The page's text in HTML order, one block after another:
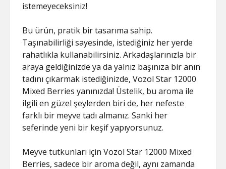
istemeyeceksiniz!
Bu ürün, pratik bir tasarıma sahip.
Taşınabilirliği sayesinde, istediğiniz her yerde
rahatlıkla kullanabilirsiniz. Arkadaşlarınızla bir
araya geldiğinizde ya da yalnız başınıza bir anın
tadını çıkarmak istediğinizde, Vozol Star 12000
Mixed Berries yanınızda! Üstelik, bu aroma ile
ilgili en güzel şeylerden biri de, her nefeste
farklı bir meyve tadı almanız. Sanki her
seferinde yeni bir keşif yapıyorsunuz.
Meyve tutkunları için Vozol Star 12000 Mixed
Berries, sadece bir aroma değil, aynı zamanda